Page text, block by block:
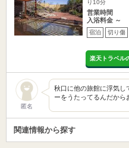
り10分
営業時間
入浴料金 ～
宿泊 切り傷
楽天トラベル
匿名
秋口に他の旅館に浮気し
ーをうたってるんだから
関連情報から探す